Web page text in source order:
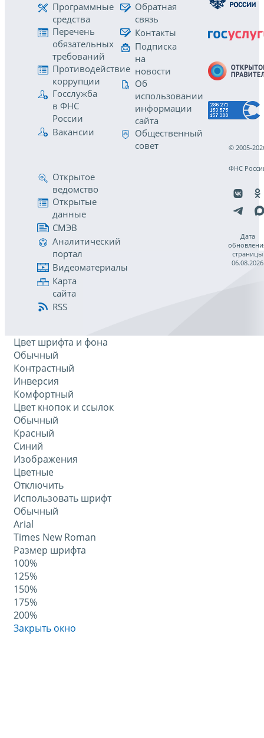
Программные
средства
Перечень
обязательных
требований
Противодействие
коррупции
Госслужба
в ФНС
России
Вакансии
Обратная
связь
Контакты
Подписка
на
новости
Об
использовании
информации
сайта
Общественный
совет
Открытое
ведомство
Открытые
данные
СМЭВ
Аналитический
портал
Видеоматериалы
Карта
сайта
RSS
© 2005-
ФНС
Дата
страницы
06.08.2026
Цвет шрифта и фона
Обычный
Контрастный
Инверсия
Комфортный
Цвет кнопок и ссылок
Обычный
Красный
Синий
Изображения
Цветные
Отключить
Использовать шрифт
Обычный
Arial
Times New Roman
Размер шрифта
100%
125%
150%
175%
200%
Закрыть окно